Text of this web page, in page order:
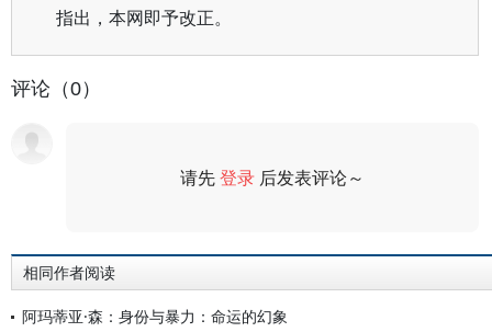
指出，本网即予改正。
评论（0）
请先登录 后发表评论～
相同作者阅读
阿玛蒂亚·森：身份与暴力：命运的幻象